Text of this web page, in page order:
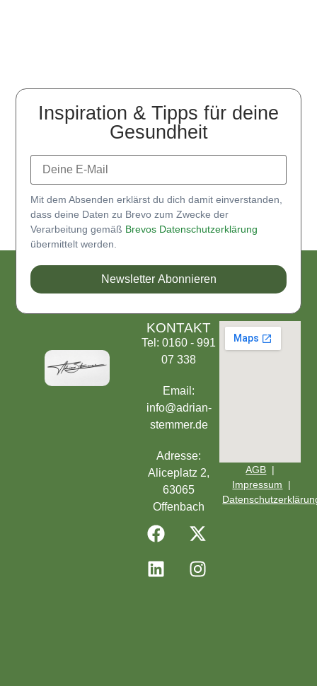
Inspiration & Tipps für deine
Gesundheit
Mit dem Absenden erklärst du dich damit einverstanden,
dass deine Daten zu Brevo zum Zwecke der
Verarbeitung gemäß Brevos Datenschutzerklärung
übermittelt werden.
Newsletter Abonnieren
KONTAKT
Tel: 0160 - 991
07 338
Email:
info@adrian-
stemmer.de
Adresse:
Aliceplatz 2,
63065
Offenbach
AGB |
Impressum |